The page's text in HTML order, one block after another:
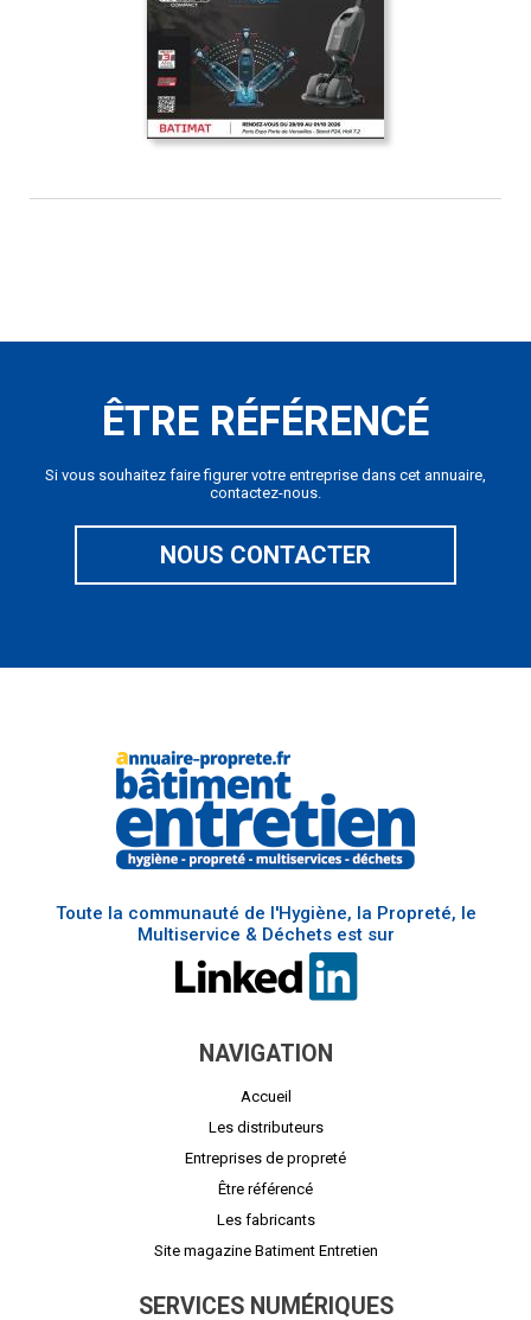
ÊTRE RÉFÉRENCÉ
Si vous souhaitez faire figurer votre entreprise dans cet annuaire,
contactez-nous.
NOUS CONTACTER
Toute la communauté de l'Hygiène, la Propreté, le
Multiservice & Déchets est sur
NAVIGATION
Accueil
Les distributeurs
Entreprises de propreté
Être référencé
Les fabricants
Site magazine Batiment Entretien
SERVICES NUMÉRIQUES